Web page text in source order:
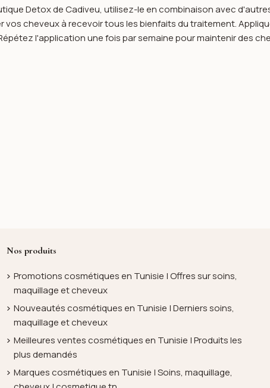
Detox de Cadiveu, utilisez-le en combinaison avec
cheveux à recevoir tous les bienfaits du traitement.
l'application une fois par semaine pour maintenir des
Nos produits
Promotions cosmétiques en Tunisie | Offres sur soins,
maquillage et cheveux
Nouveautés cosmétiques en Tunisie | Derniers soins,
maquillage et cheveux
Meilleures ventes cosmétiques en Tunisie | Produits les
plus demandés
Marques cosmétiques en Tunisie | Soins, maquillage,